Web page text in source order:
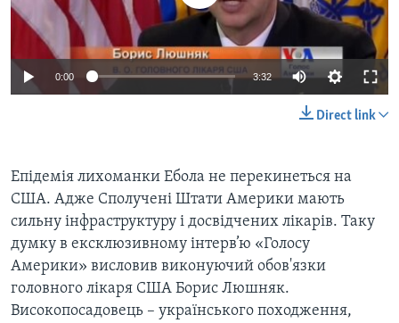
СУСПІЛЬСТВО
ЕКОНОМІКА
ІСТОРІЇ УСПІХУ УКРАЇНЦІВ
ТЕЛЕПРОГРАМИ
БРИФІНГ ГОЛОСУ АМЕРИКИ
ПРАЙМ-ТАЙМ
ПОГЛЯД З ВАШИНГТОНА
ENGLISH
Мови
0:00 3:32
Direct link
Епідемія лихоманки Ебола не перекинеться на
США. Адже Сполучені Штати Америки мають
сильну інфраструктуру і досвідчених лікарів. Таку
думку в ексклюзивному інтерв’ю «Голосу
Америки» висловив виконуючий обов'язки
головного лікаря США Борис Люшняк.
Високопосадовець – українського походження,